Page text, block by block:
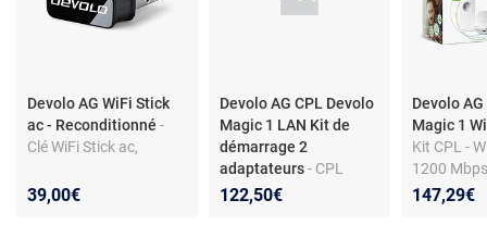
Devolo AG WiFi Stick
ac - Reconditionné -
Clé WiFi Stick ac,
39,00€
Devolo AG CPL Devolo
Magic 1 LAN Kit de
démarrage 2
adaptateurs- CPL
Devolo Magic 1 LAN Kit
122,50€
Devolo
Magic 1
Kit CPL -
1200
compact
147,29€